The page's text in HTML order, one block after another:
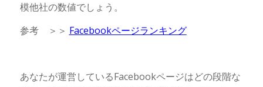
模他社の数値でしょう。
参考 ＞＞ Facebookページランキング
あなたが運営しているFacebookページはどの段階な